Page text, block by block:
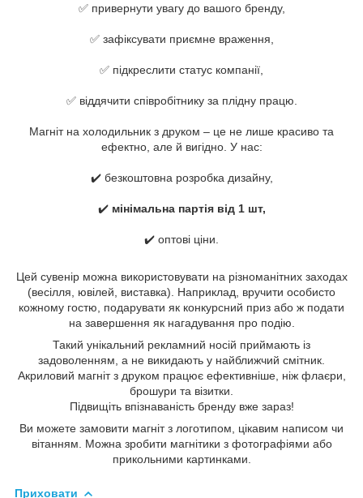
✅ привернути увагу до вашого бренду,
✅ зафіксувати приємне враження,
✅ підкреслити статус компанії,
✅ віддячити співробітнику за плідну працю.
Магніт на холодильник з друком – це не лише красиво та
ефектно, але й вигідно. У нас:
✔️ безкоштовна розробка дизайну,
✔️️ мінімальна партія від 1 шт,
✔️ оптові ціни.
Цей сувенір можна використовувати на різноманітних заходах
(весілля, ювілей, виставка). Наприклад, вручити особисто
кожному гостю, подарувати як конкурсний приз або ж подати
на завершення як нагадування про подію.
Такий унікальний рекламний носій приймають із
задоволенням, а не викидають у найближчий смітник.
Акриловий магніт з друком працює ефективніше, ніж флаєри,
брошури та візитки.
Підвищіть впізнаваність бренду вже зараз!
Ви можете замовити магніт з логотипом, цікавим написом чи
вітанням. Можна зробити магнітики з фотографіями або
прикольними картинками.
Приховати